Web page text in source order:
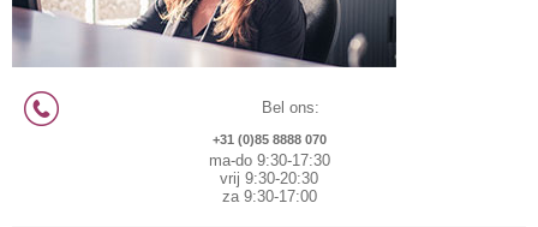
Bel ons:
+31 (0)85 8888 070
ma-do 9:30-17:30
vrij 9:30-20:30
za 9:30-17:00